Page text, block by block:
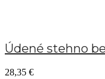
Údené stehno
28,35 €